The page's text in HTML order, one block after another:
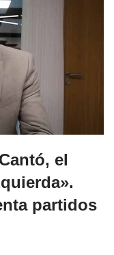
el
partidos